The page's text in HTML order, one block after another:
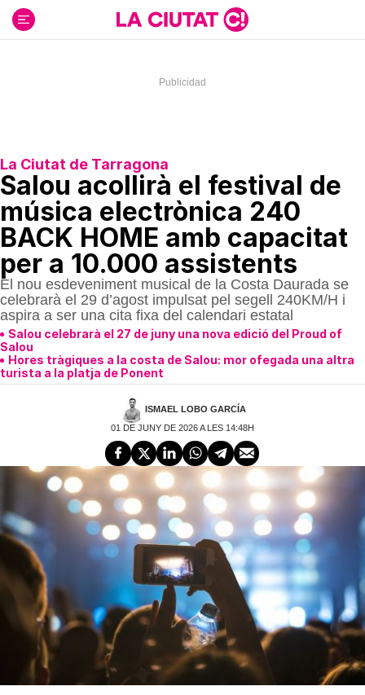
contenido
La Ciutat de Tarragona
Salou acollirà el festival de
música electrònica 240
BACK HOME amb capacitat
per a 10.000 assistents
El nou esdeveniment musical de la Costa Daurada se
celebrarà el 29 d’agost impulsat pel segell 240KM/H i
aspira a ser una cita fixa del calendari estatal
Salou celebrarà el 27 de juny una nova edició del Proud of
Salou
Hores tràgiques a la costa de Salou: mor ofegada una altra
turista a la platja de Ponent
ISMAEL LOBO GARCÍA
01 DE JUNY DE 2026 A LES 14:48H